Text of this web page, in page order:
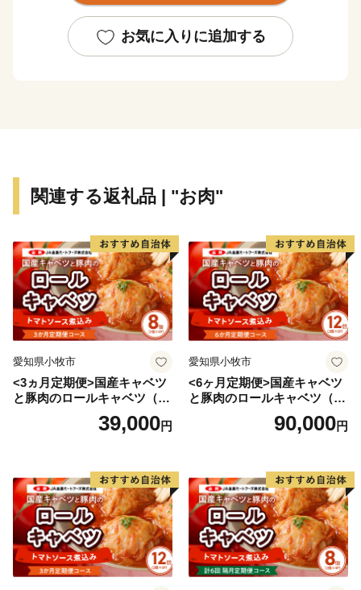
平成１５年１０月には、京都市や奈良市などに次ぎ、
全国で１０番目となる古都保存法に基づく「古都指定」
お気に入りに追加する
関連する返礼品 | "お肉"
愛知県小牧市
<3ヵ月定期便>国産キャベツ
と豚肉のロールキャベツ（4P
39,000円
愛知県小牧市
<6ヶ月定期便>国産キャベツ
と豚肉のロールキャベツ（6P
90,000円